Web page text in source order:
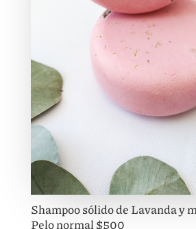
Shampoo sólido de Lavanda y
Pelo normal $500